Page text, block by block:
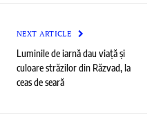
NEXT ARTICLE
Luminile de iarnă dau viață și
culoare străzilor din Răzvad, la
ceas de seară